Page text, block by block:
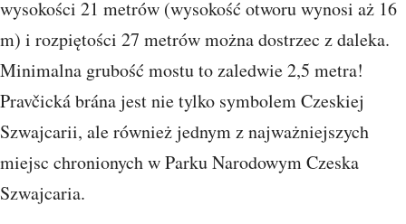
wysokości 21 metrów (wysokość otworu wynosi aż 16
m) i rozpiętości 27 metrów można dostrzec z daleka.
Minimalna grubość mostu to zaledwie 2,5 metra!
Pravčická brána jest nie tylko symbolem Czeskiej
Szwajcarii, ale również jednym z najważniejszych
miejsc chronionych w Parku Narodowym Czeska
Szwajcaria.